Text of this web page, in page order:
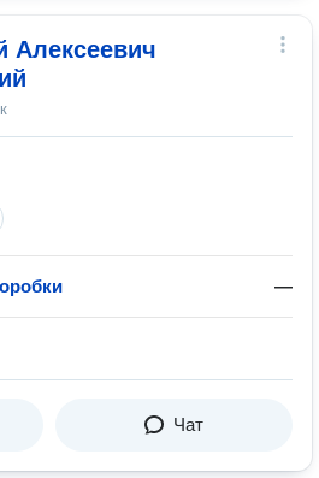
Алексеевич
—
Чат